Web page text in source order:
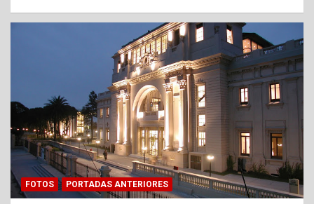
FOTOS PORTADAS ANTERIORES